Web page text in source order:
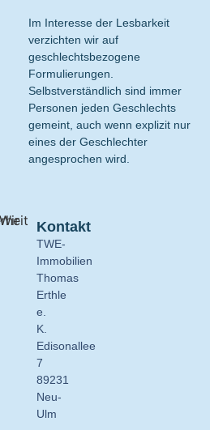
Im Interesse der Lesbarkeit
verzichten wir auf
geschlechtsbezogene
Formulierungen.
Selbstverständlich sind immer
Personen jeden Geschlechts
gemeint, auch wenn explizit nur
eines der Geschlechter
angesprochen wird.
Kontakt
TWE-
Immobilien
Thomas
Erthle
e.
K.
Edisonallee
7
89231
Neu-
Ulm